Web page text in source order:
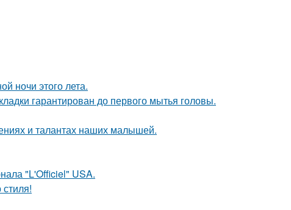
ночи этого лета.
гарантирован до первого мытья головы.
и талантах наших малышей.
"L'Officiel" USA.